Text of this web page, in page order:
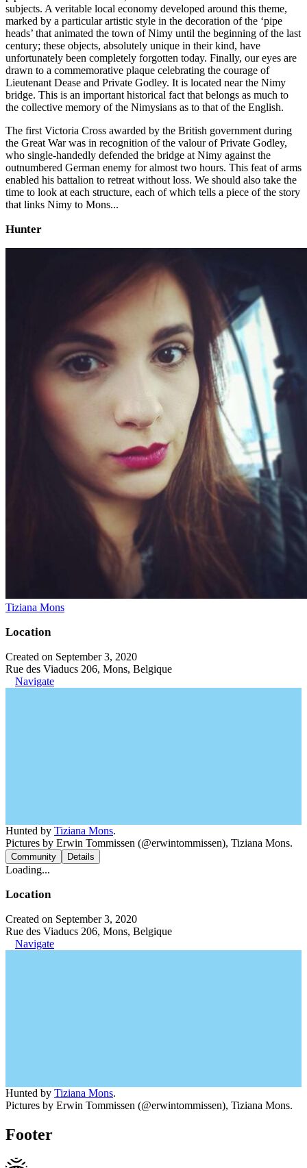
subjects. A veritable local economy developed around this theme,
marked by a particular artistic style in the decoration of the ‘pipe
heads’ that animated the town of Nimy until the beginning of the last
century; these objects, absolutely unique in their kind, have
unfortunately been completely forgotten today. Finally, our eyes are
drawn to a commemorative plaque celebrating the courage of
Lieutenant Dease and Private Godley. It is located near the Nimy
bridge. This is an important historical fact that belongs as much to
the collective memory of the Nimysians as to that of the English.
The first Victoria Cross awarded by the British government during
the Great War was in recognition of the valour of Private Godley,
who single-handedly defended the bridge at Nimy against the
outnumbered German enemy for almost two hours. This feat of arms
enabled his battalion to retreat without loss. We should also take the
time to look at each structure, each of which tells a piece of the story
that links Nimy to Mons...
Hunter
Tiziana Mons
Location
Created on September 3, 2020
Rue des Viaducs 206, Mons, Belgique
Navigate
Hunted by Tiziana Mons.
Pictures by Erwin Tommissen (@erwintommissen), Tiziana Mons.
Community Details
Loading...
Location
Created on September 3, 2020
Rue des Viaducs 206, Mons, Belgique
Navigate
Hunted by Tiziana Mons.
Pictures by Erwin Tommissen (@erwintommissen), Tiziana Mons.
Footer